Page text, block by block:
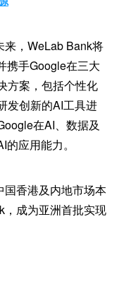
，WeLab Bank将
携手Google在三大
方案，包括个性化
发创新的AI工具进
在AI、数据及
应用能力。
香港及内地市场本
成为亚洲首批实现